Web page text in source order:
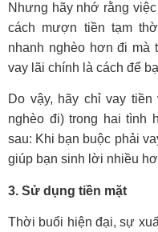
Nhưng hãy nhớ rằng
cách mượn tiền tạm
nhanh nghèo hơn đi mà
vay lãi chính là cách để
Do vậy, hãy chỉ vay
nghèo đi) trong hai tình
sau: Khi bạn buộc phải
giúp bạn sinh lời nhiều
3. Sử dụng tiền mặt
Thời buổi hiện đại, sự